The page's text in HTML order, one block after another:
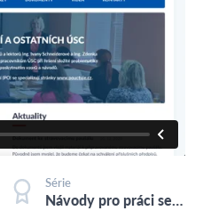
Série
Návody pro práci se stránkami